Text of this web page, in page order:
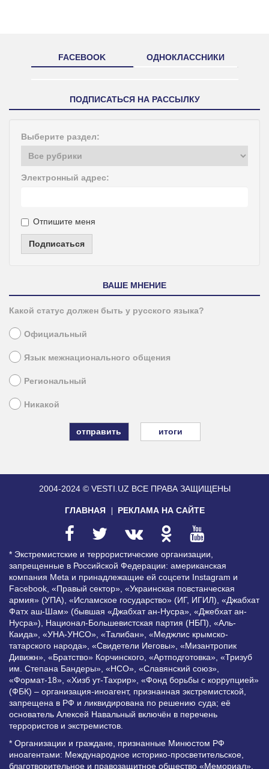
FACEBOOK ОДНОКЛАССНИКИ
ПОДПИСАТЬСЯ НА РАССЫЛКУ
Выберите раздел:
Электронный адрес:
Отпишите меня
Подписаться
ВАШЕ МНЕНИЕ
Какой статус должен быть у русского языка?
Официальный
Язык межнационального общения
Региональный
Никакой
итоги
2004-2024 © VESTI.UZ ВСЕ ПРАВА ЗАЩИЩЕНЫ
ГЛАВНАЯ РЕКЛАМА НА САЙТЕ
* Экстремистские и террористические организации,
запрещенные в Российской Федерации: американская
компания Meta и принадлежащие ей соцсети Instagram и
Facebook, «Правый сектор», «Украинская повстанческая
армия» (УПА), «Исламское государство» (ИГ, ИГИЛ), «Джабхат
Фатх аш-Шам» (бывшая «Джабхат ан-Нусра», «Джебхат ан-
Нусра»), Национал-Большевистская партия (НБП), «Аль-
Каида», «УНА-УНСО», «Талибан», «Меджлис крымско-
татарского народа», «Свидетели Иеговы», «Мизантропик
Дивижн», «Братство» Корчинского, «Артподготовка», «Тризуб
им. Степана Бандеры», «НСО», «Славянский союз»,
«Формат-18», «Хизб ут-Тахрир», «Фонд борьбы с коррупцией»
(ФБК) – организация-иноагент, признанная экстремистской,
запрещена в РФ и ликвидирована по решению суда; её
основатель Алексей Навальный включён в перечень
террористов и экстремистов.
* Организации и граждане, признанные Минюстом РФ
иноагентами: Международное историко-просветительское,
благотворительное и правозащитное общество «Мемориал»,